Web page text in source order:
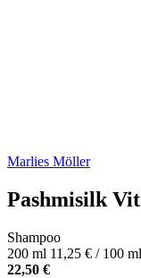
Marlies Möller
Pashmisilk
Shampoo
200 ml 11,25 € / 100 ml
22,50 €